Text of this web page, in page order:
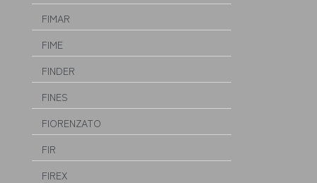
FIMAR
FIME
FINDER
FINES
FIORENZATO
FIR
FIREX